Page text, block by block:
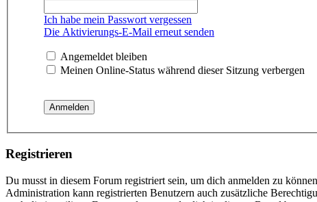
Ich habe mein Passwort vergessen
Die Aktivierungs-E-Mail erneut senden
Angemeldet bleiben
Meinen Online-Status während dieser Sitzung verbergen
Registrieren
Du musst in diesem Forum registriert sein, um dich anmelden zu
Administration kann registrierten Benutzern auch zusätzliche